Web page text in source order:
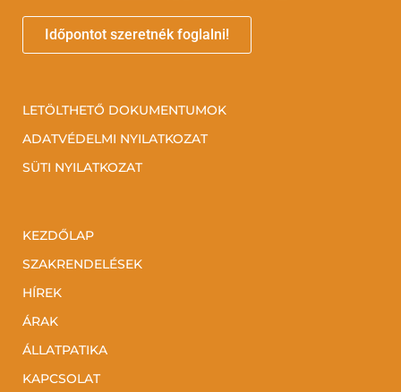
Időpontot szeretnék foglalni!
LETÖLTHETŐ DOKUMENTUMOK
ADATVÉDELMI NYILATKOZAT
SÜTI NYILATKOZAT
KEZDŐLAP
SZAKRENDELÉSEK
HÍREK
ÁRAK
ÁLLATPATIKA
KAPCSOLAT